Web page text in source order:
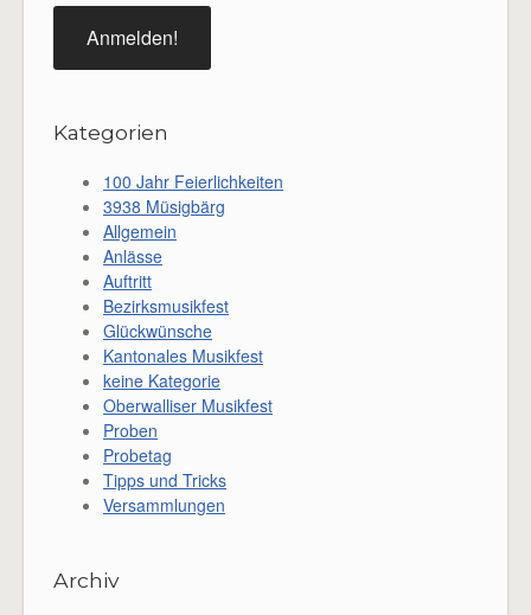
Kategorien
100 Jahr Feierlichkeiten
3938 Müsigbärg
Allgemein
Anlässe
Auftritt
Bezirksmusikfest
Glückwünsche
Kantonales Musikfest
keine Kategorie
Oberwalliser Musikfest
Proben
Probetag
Tipps und Tricks
Versammlungen
Archiv